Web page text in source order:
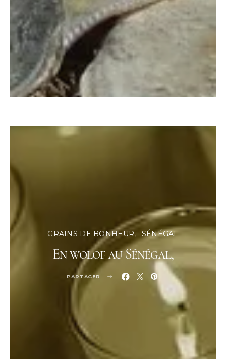
GRAINS DE BONHEUR SÉNÉGAL
En wolof au Sénégal,
PARTAGER